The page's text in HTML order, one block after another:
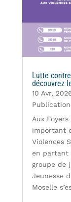
Lutte
découvrez
10 Avr,
Aux
important
Violences
en partant
groupe de
Jeunesse
Moselle